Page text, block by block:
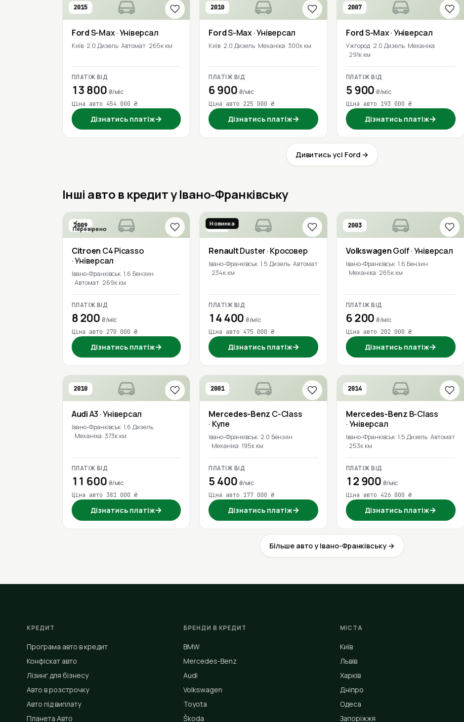
2015
FordS-Max· Універсал
Київ 2.0 Дизель Автомат 265к км
ПЛАТІЖ ВІД
13 800 ₴/міс
Ціна авто 454 000 ₴
Дізнатись платіж→
2010
FordS-Max· Універсал
Київ 2.0 Дизель Механіка 300к км
ПЛАТІЖ ВІД
6 900 ₴/міс
Ціна авто 225 000 ₴
Дізнатись платіж→
2007
FordS-Max· Універсал
Ужгород 2.0 Дизель Механіка
291к км
ПЛАТІЖ ВІД
5 900₴/міс
Ціна авто 193 000 ₴
Дізнатись платіж→
Дивитись усі Ford →
Інші авто в кредит у Івано-Франківську
2009
Перевірено
Citroen C4 Picasso
· Універсал
Івано-Франківськ 1.6 Бензин
Автомат 269к км
ПЛАТІЖ ВІД
8 200₴/міс
Ціна авто 270 000 ₴
Дізнатись платіж→
2018
Новинка
RenaultDuster· Кросовер
Івано-Франківськ 1.5 Дизель Автомат
234к км
ПЛАТІЖ ВІД
14 400₴/міс
Ціна авто 475 000 ₴
Дізнатись платіж→
2003
VolkswagenGolf· Універсал
Івано-Франківськ 1.6 Бензин
Механіка 265к км
ПЛАТІЖ ВІД
6 200₴/міс
Ціна авто 202 000 ₴
Дізнатись платіж→
2010
AudiA3 · Універсал
Івано-Франківськ 1.6 Дизель
Механіка 373к км
ПЛАТІЖ ВІД
11 600 ₴/міс
Ціна авто 381 000 ₴
Дізнатись платіж→
2001
Mercedes-Benz C-Class
· Купе
Івано-Франківськ 2.0 Бензин
Механіка 195к км
ПЛАТІЖ ВІД
5 400 ₴/міс
Ціна авто 177 000 ₴
Дізнатись платіж→
2014
Mercedes-Benz B-Class
· Універсал
Івано-Франківськ 1.5 Дизель Автомат
253к км
ПЛАТІЖ ВІД
12 900 ₴/міс
Ціна авто 426 000 ₴
Дізнатись платіж→
Більше авто у Івано-Франківську →
КРЕДИТ
Програма авто в кредит
Конфіскат авто
Лізинг для бізнесу
Авто в розстрочку
Авто під виплату
Планета Авто
БРЕНДИ В КРЕДИТ
BMW
Mercedes-Benz
Audi
Volkswagen
Toyota
Škoda
МІСТА
Київ
Львів
Харків
Дніпро
Одеса
Запоріжжя